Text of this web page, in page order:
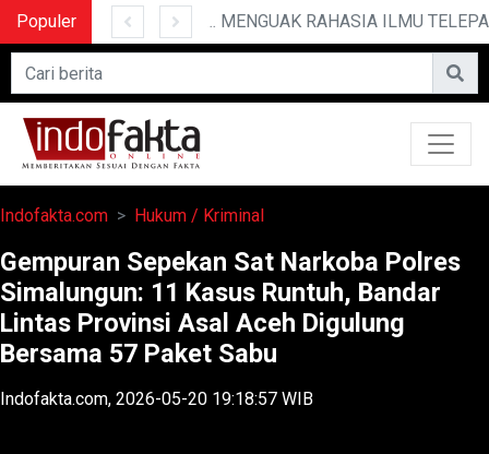
Populer MENGUAK RAHASIA ILMU TELEPATI
Indofakta.com Hukum / Kriminal
Gempuran Sepekan Sat Narkoba Polres
Simalungun: 11 Kasus Runtuh, Bandar
Lintas Provinsi Asal Aceh Digulung
Bersama 57 Paket Sabu
Indofakta.com, 2026-05-20 19:18:57 WIB